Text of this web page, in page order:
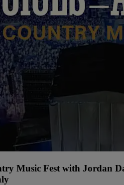
Music Fest with Jordan